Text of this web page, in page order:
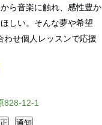
ら音楽に触れ、感性豊か
しい。そんな夢や希望
わせ個人レッスンで応援
828-12-1